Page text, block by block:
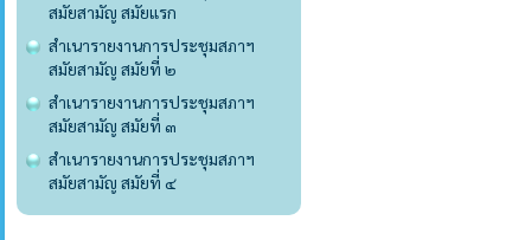
สมัยสามัญ สมัยแรก
สำเนารายงานการประชุมสภาฯ
สมัยสามัญ สมัยที่ ๒
สำเนารายงานการประชุมสภาฯ
สมัยสามัญ สมัยที่ ๓
สำเนารายงานการประชุมสภาฯ
สมัยสามัญ สมัยที่ ๔